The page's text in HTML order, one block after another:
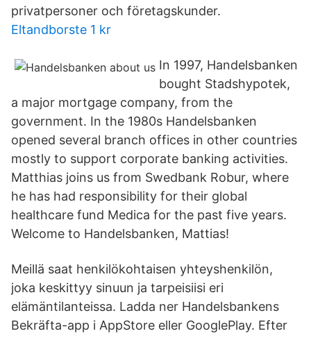
privatpersoner och företagskunder.
Eltandborste 1 kr
In 1997, Handelsbanken
bought Stadshypotek,
a major mortgage company, from the
government. In the 1980s Handelsbanken
opened several branch offices in other countries
mostly to support corporate banking activities.
Matthias joins us from Swedbank Robur, where
he has had responsibility for their global
healthcare fund Medica for the past five years.
Welcome to Handelsbanken, Mattias!
Meillä saat henkilökohtaisen yhteyshenkilön,
joka keskittyy sinuun ja tarpeisiisi eri
elämäntilanteissa. Ladda ner Handelsbankens
Bekräfta-app i AppStore eller GooglePlay. Efter